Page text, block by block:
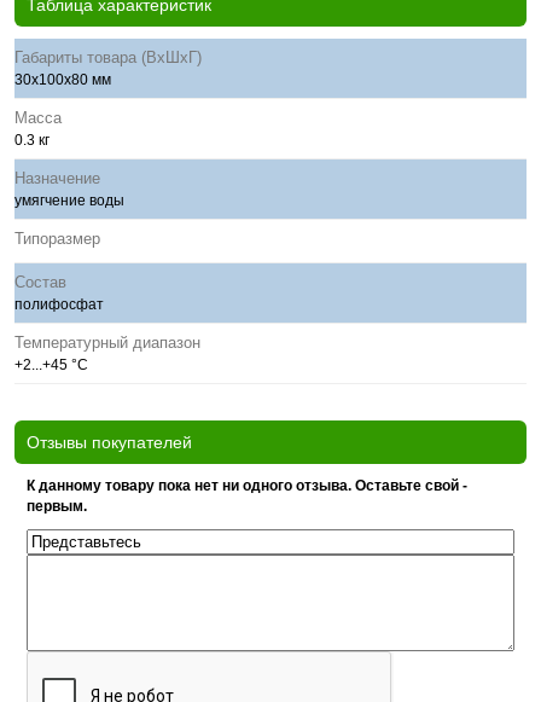
Таблица характеристик
Габариты товара (ВхШхГ)
30х100х80 мм
Масса
0.3 кг
Назначение
умягчение воды
Типоразмер
Состав
полифосфат
Температурный диапазон
+2...+45 °C
Отзывы покупателей
К данному товару пока нет ни одного отзыва. Оставьте свой -
первым.